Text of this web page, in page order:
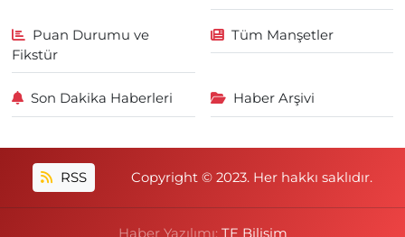
Puan Durumu ve
Fikstür
Tüm Manşetler
Son Dakika Haberleri Haber Arşivi
RSS Copyright © 2023. Her hakkı saklıdır.
Haber Yazılımı: TE Bilişim